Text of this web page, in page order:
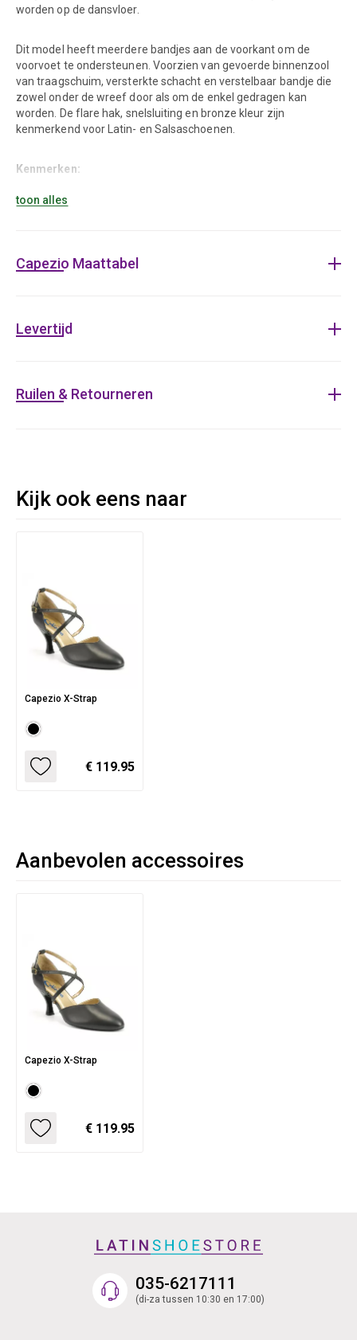
worden op de dansvloer.
Dit model heeft meerdere bandjes aan de voorkant om de
voorvoet te ondersteunen. Voorzien van gevoerde binnenzool
van traagschuim, versterkte schacht en verstelbaar bandje die
zowel onder de wreef door als om de enkel gedragen kan
worden. De flare hak, snelsluiting en bronze kleur zijn
kenmerkend voor Latin- en Salsaschoenen.
Kenmerken:
Dansschoenen voor Salsa, Latin, Bachata
Suède zool
Antislip flare hak van 6,5 cm
toon alles
Capezio Maattabel
Levertijd
Ruilen & Retourneren
Kijk ook eens naar
Capezio X-Strap
€ 119.95
Aanbevolen accessoires
Capezio X-Strap
€ 119.95
035-6217111
(di-za tussen 10:30 en 17:00)